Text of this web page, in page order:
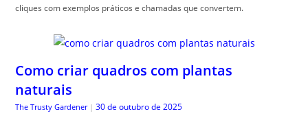
cliques com exemplos práticos e chamadas que convertem.
Como criar quadros com plantas
naturais
The Trusty Gardener | 30 de outubro de 2025